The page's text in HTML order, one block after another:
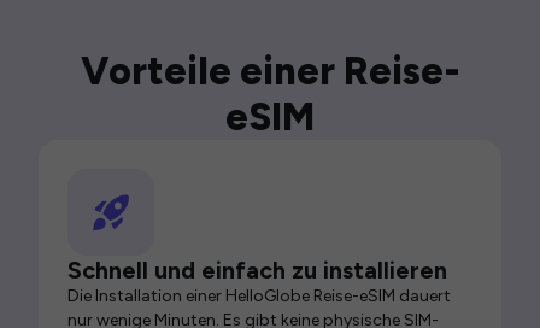
Vorteile einer Reise-
eSIM
Schnell und einfach zu installieren
Die Installation einer HelloGlobe Reise-eSIM dauert
nur wenige Minuten. Es gibt keine physische SIM-